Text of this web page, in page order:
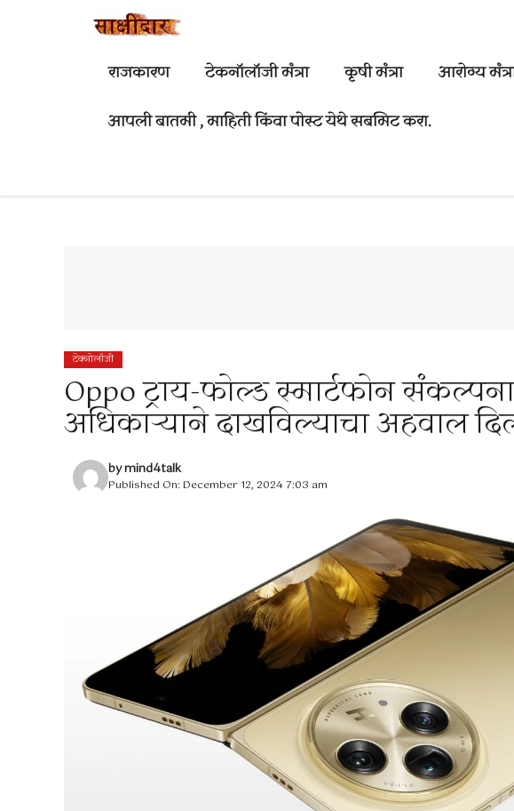
राजकारण टेकनॉलॉजी मंत्रा कृषी मंत्रा आरोग्य
आपली बातमी , माहिती किंवा पोस्ट येथे सबमिट करा.
टेक्नोलॉजी
Oppo ट्राय-फोल्ड स्मार्टफोन
अधिकाऱ्याने दाखविल्याचा अहवाल
bymind4talk
Published On: December 12, 2024 7:03 am